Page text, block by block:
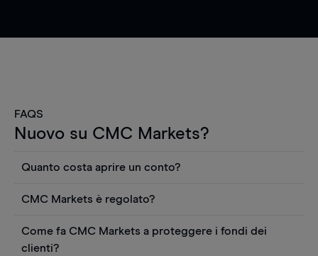
FAQS
Nuovo su CMC Markets?
Quanto costa aprire un conto?
Puoi anche visualizzare gratuitamente i prezzi e
utilizzare strumenti come grafici, notizie Reuters
o rapporti quantitativi sui titoli azionari di
CMC Markets è regolato?
regolamentato dall'Autorità federale tedesca di
Come fa CMC Markets a proteggere i fondi dei
clienti?